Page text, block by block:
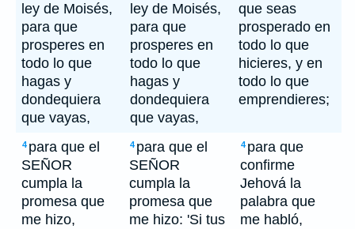
ley de Moisés,
para que
prosperes en
todo lo que
hagas y
dondequiera
que vayas,
ley de Moisés,
para que
prosperes en
todo lo que
hagas y
dondequiera
que vayas,
que seas
prosperado en
todo lo que
hicieres, y en
todo lo que
emprendieres;
4 para que el
SEÑOR
cumpla la
promesa que
me hizo,
4 para que el
SEÑOR
cumpla la
promesa que
me hizo: 'Si tus
4 para que
confirme
Jehová la
palabra que
me habló,